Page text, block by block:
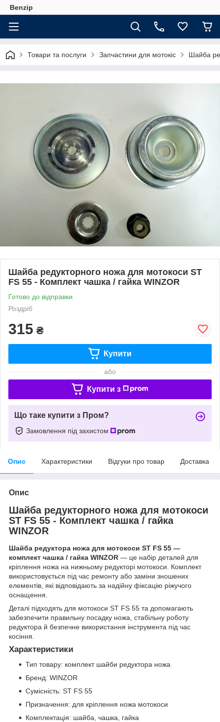
Benzip
Товари та послуги Запчастини для мотокіс Шайба
Шайба редукторного ножа для мотокоси ST
FS 55 - Комплект чашка / гайка WINZOR
Готово до відправки
Роздріб
315 ₴
Купити
або
Купити з
Що таке купити з Пром?
Замовлення під захистом
Опис Характеристики Відгуки про товар Доставка
Опис
Шайба редукторного ножа для мотокоси
ST FS 55 - Комплект чашка / гайка
WINZOR
Шайба редуктора ножа для мотокоси ST FS 55 —
комплект чашка / гайка WINZOR — це набір деталей для
кріплення ножа на нижньому редукторі мотокоси. Комплект
використовується під час ремонту або заміни зношених
елементів, які відповідають за надійну фіксацію ріжучого
оснащення.
Деталі підходять для мотокоси ST FS 55 та допомагають
забезпечити правильну посадку ножа, стабільну роботу
редуктора й безпечне використання інструмента під час
косіння.
Характеристики
Тип товару: комплект шайби редуктора ножа
Бренд: WINZOR
Сумісність: ST FS 55
Призначення: для кріплення ножа мотокоси
Комплектація: шайба, чашка, гайка